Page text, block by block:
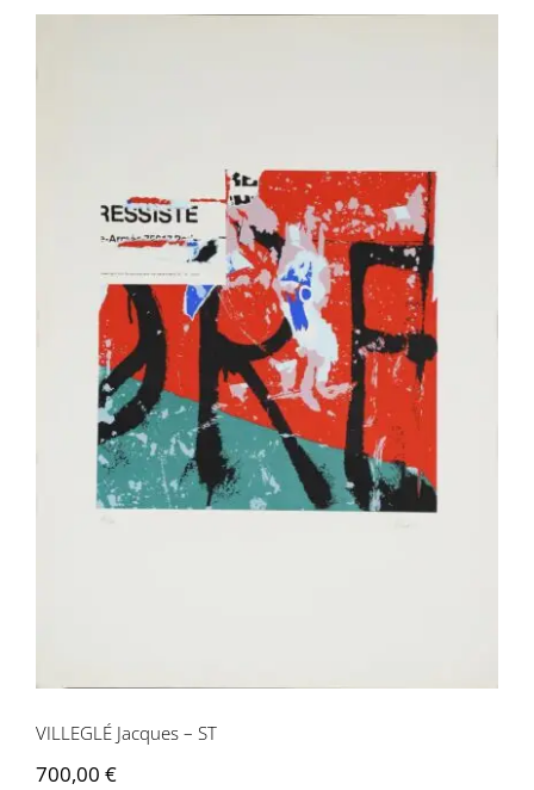
VILLEGLÉ Jacques – ST
VILLEGLÉ Jacques – ST
700,00 €